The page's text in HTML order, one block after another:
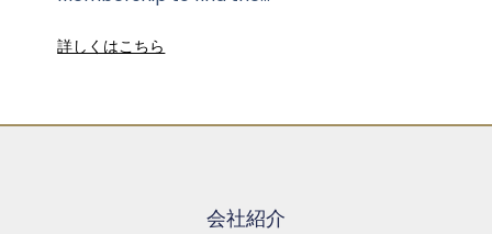
詳しくはこちら
会社紹介